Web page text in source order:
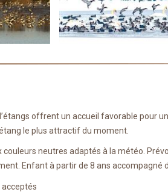
offrent un accueil favorable pour
le plus attractif du moment.
neutres adaptés à la météo.
Enfant à partir de 8 ans accompagné